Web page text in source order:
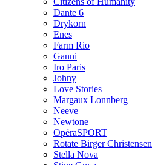
Dante 6
Drykorn
Enes
Farm Rio
Ganni
Iro Paris
Johny
Love Stories
Margaux Lonnberg
Neeve
Newtone
OpéraSPORT
Rotate Birger Christensen
Stella Nova